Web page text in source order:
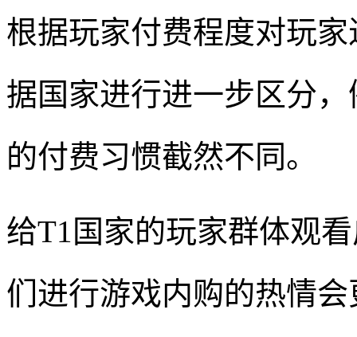
根据玩家付费程度对玩
据国家进行进一步区分
的付费习惯截然不同。
给T1国家的玩家群体观
们进行游戏内购的热情